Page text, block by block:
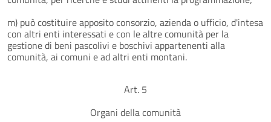
m) può costituire apposito consorzio, azienda o ufficio, d'intesa
con altri enti interessati e con le altre comunità per la
gestione di beni pascolivi e boschivi appartenenti alla
comunità, ai comuni e ad altri enti montani.
Art. 5
Organi della comunità